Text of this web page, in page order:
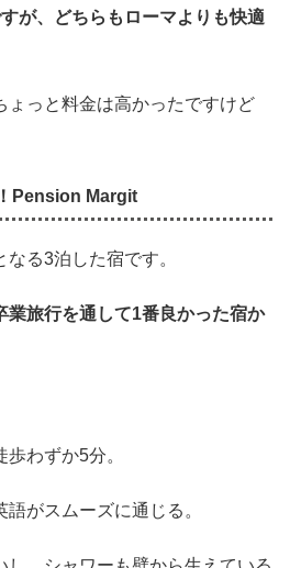
が、どちらもローマよりも快適
ょっと料金は高かったですけど
Pension Margit
る3泊した宿です。
業旅行を通して1番良かった宿か
わずか5分。
がスムーズに通じる。